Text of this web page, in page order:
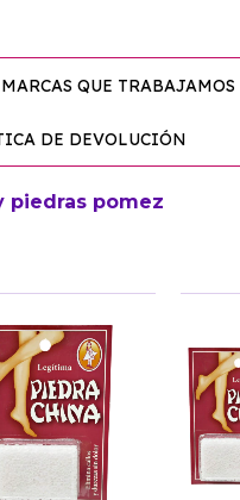
MARCAS QUE TRABAJAMOS
DE DEVOLUCIÓN
piedras pomez